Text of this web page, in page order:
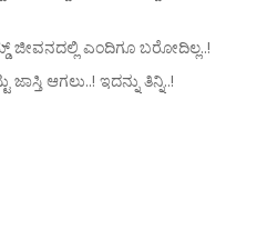
ಎಂದಿಗೂ ಬರೋದಿಲ್ಲ..!
ಆಗಲು..! ಇದನ್ನು ತಿನ್ನಿ..!